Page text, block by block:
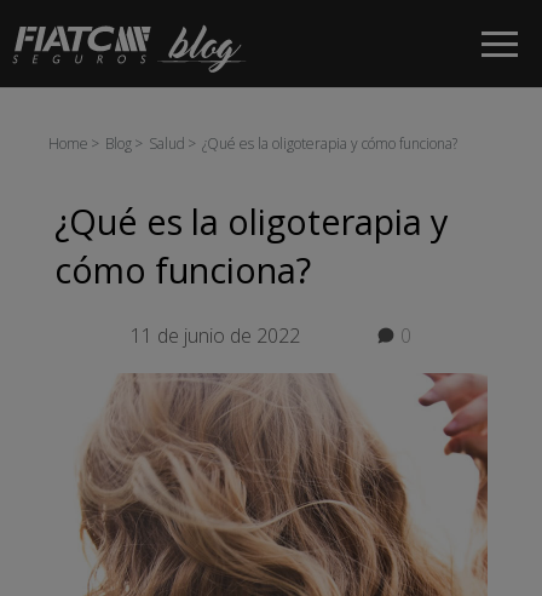
Saltar al contenido principal
Home Blog Salud ¿Qué es la oligoterapia y cómo funciona?
¿Qué es la oligoterapia y
cómo funciona?
11 de junio de 2022 0